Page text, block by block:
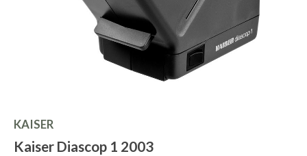
KAISER
Kaiser Diascop 1 2003